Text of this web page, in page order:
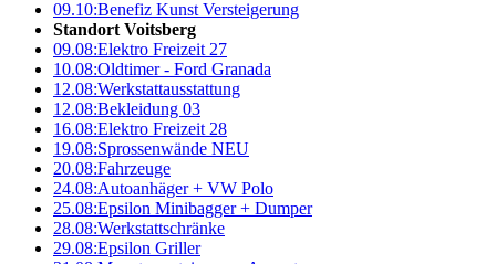
09.10:Benefiz Kunst Versteigerung
Standort Voitsberg
09.08:Elektro Freizeit 27
10.08:Oldtimer - Ford Granada
12.08:Werkstattausstattung
12.08:Bekleidung 03
16.08:Elektro Freizeit 28
19.08:Sprossenwände NEU
20.08:Fahrzeuge
24.08:Autoanhäger + VW Polo
25.08:Epsilon Minibagger + Dumper
28.08:Werkstattschränke
29.08:Epsilon Griller